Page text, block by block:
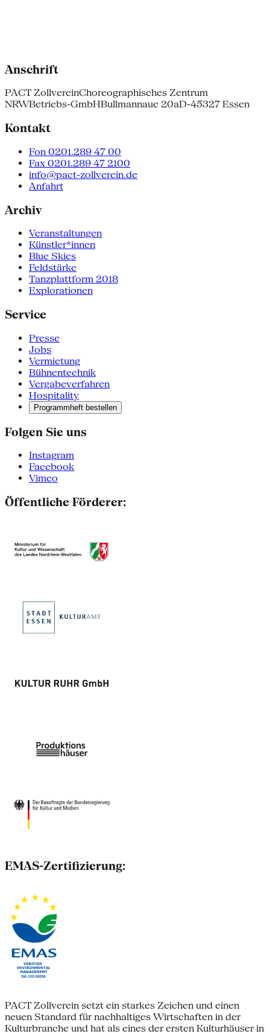
Anschrift
PACT ZollvereinChoreographisches Zentrum
NRWBetriebs-GmbHBullmannaue 20aD-45327 Essen
Kontakt
Fon 0201.289 47 00
Fax 0201.289 47 2100
info@pact-zollverein.de
Anfahrt
Archiv
Veranstaltungen
Künstler*innen
Blue Skies
Feldstärke
Tanzplattform 2018
Explorationen
Service
Presse
Jobs
Vermietung
Bühnentechnik
Vergabeverfahren
Hospitality
Programmheft bestellen
Folgen Sie uns
Instagram
Facebook
Vimeo
Öffentliche Förderer:
EMAS-Zertifizierung:
PACT Zollverein setzt ein starkes Zeichen und einen
neuen Standard für nachhaltiges Wirtschaften in der
Kulturbranche und hat als eines der ersten Kulturhäuser in